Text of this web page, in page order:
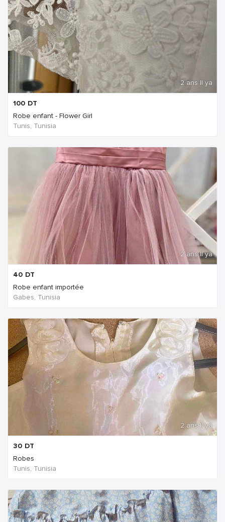
2 ans Il ya
100 DT
Robe enfant - Flower Girl
Tunis, Tunisia
2 ans Il ya
40 DT
Robe enfant importée
Gabes, Tunisia
2 ans Il ya
30 DT
Robes
Tunis, Tunisia